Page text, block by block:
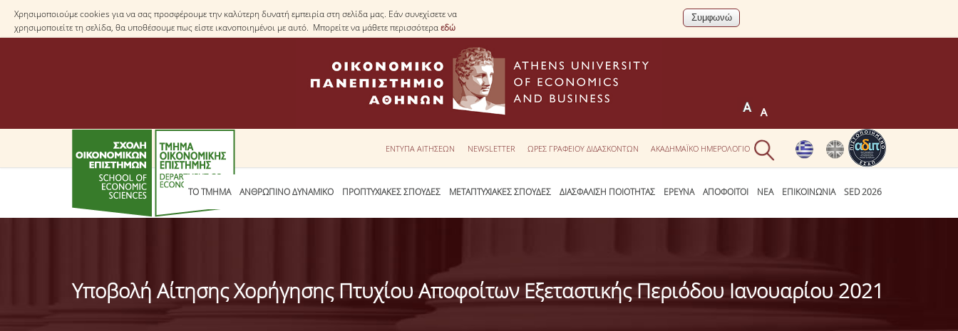
Χρησιμοποιούμε cookies για να σας προσφέρουμε την καλύτερη δυνατή εμπειρία στη σελίδα μας. Εάν συνεχίσετε να
χρησιμοποιείτε τη σελίδα, θα υποθέσουμε πως είστε ικανοποιημένοι με αυτό. Μπορείτε να μάθετε περισσότεραεδώ
ΕΝΤΥΠΑ ΑΙΤΗΣΕΩΝ NEWSLETTER ΩΡΕΣ ΓΡΑΦΕΙΟΥ ΔΙΔΑΣΚΟΝΤΩΝ ΑΚΑΔΗΜΑΪΚΟ ΗΜΕΡΟΛΟΓΙΟ
ΤΟ TΜΗΜΑ ΑΝΘΡΩΠΙΝΟ ΔΥΝΑΜΙΚΟ ΠΡΟΠΤΥΧΙΑΚΕΣ ΣΠΟΥΔΕΣ ΜΕΤΑΠΤΥΧΙΑΚΕΣ ΣΠΟΥΔΕΣ ΔΙΑΣΦΑΛΙΣΗ ΠΟΙΟΤΗΤΑΣ ΕΡΕΥΝΑ ΑΠΟΦΟΙΤΟΙ ΝΕΑ ΕΠΙΚΟΙΝΩΝΙΑ SED 2026
Υποβολή Αίτησης Χορήγησης Πτυχίου Αποφοίτων Εξεταστικής Περιόδου Ιανουαρίου 2021